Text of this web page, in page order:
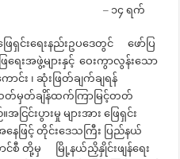
ောင်စီ – ၁၄ ရက်
ြေရှင်းရေးနည်းဥပဒေတွင် ဖော်ပြ
ေးအဖွဲ့များနှင့် ဝေးကွာလွန်းသော
င်း ၊ ဆုံးဖြတ်ချက်ချရန်
မှတ်ချိန်ထက်ကြာမြင့်တတ်
ြင်းပွားမှု များအား ဖြေရှင်း
ေဖြင့် တိုင်းဒေသကြီး ပြည်နယ်
င်စီ တို့မှ မြို့နယ်ညှိနှိုင်းဖျန်ရေး